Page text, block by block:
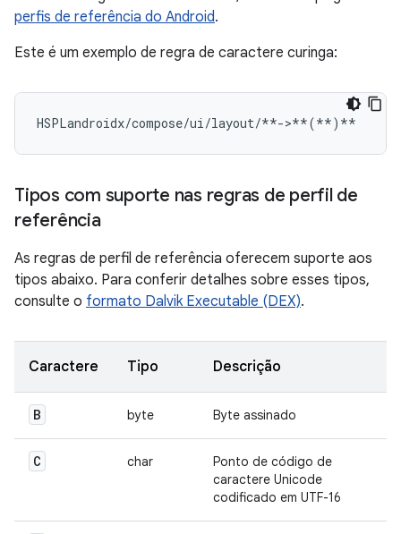
perfis de referência do Android.
Este é um exemplo de regra de caractere curinga:
HSPLandroidx/compose/ui/layout/**->**(**)
Tipos com suporte nas regras de perfil de
referência
As regras de perfil de referência oferecem suporte aos
tipos abaixo. Para conferir detalhes sobre esses tipos,
consulte o formato Dalvik Executable (DEX).
Caractere Tipo Descrição
B byte Byte assinado
C char
Ponto de código de
caractere Unicode
codificado em UTF-16